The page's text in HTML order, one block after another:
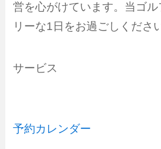
営を心がけています。当ゴ
リーな1日をお過ごしくださ
サービス
予約カレンダー